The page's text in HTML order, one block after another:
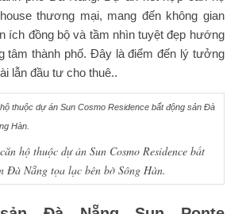
thương mại, mang đến không gian
ích đồng bộ và tầm nhìn tuyệt đẹp hướng
tâm thành phố. Đây là điểm đến lý tưởng
lẫn đầu tư cho thuê..
hộ thuộc dự án Sun Cosmo Residence bất
Đà Nẵng tọa lạc bên bờ Sông Hàn.